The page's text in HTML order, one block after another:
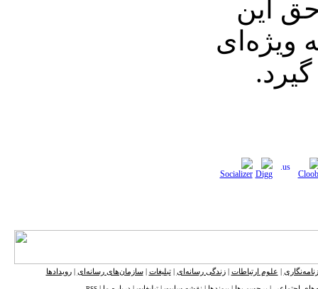
حق این
ویژه‌ای
علوم ارتباطات |زندگی رسانه‌ای |تبلیغات سازمان‌های رسانه‌ای |رویدادها